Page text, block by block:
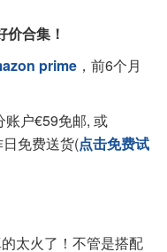
合集！
prime ，前6个月
账户€59免邮, 或
免费送货(点击免费试
太火了！不管是搭配